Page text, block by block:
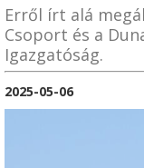
ALAPON
Erről írt alá
Csoport és a
Igazgatóság.
2025-05-06